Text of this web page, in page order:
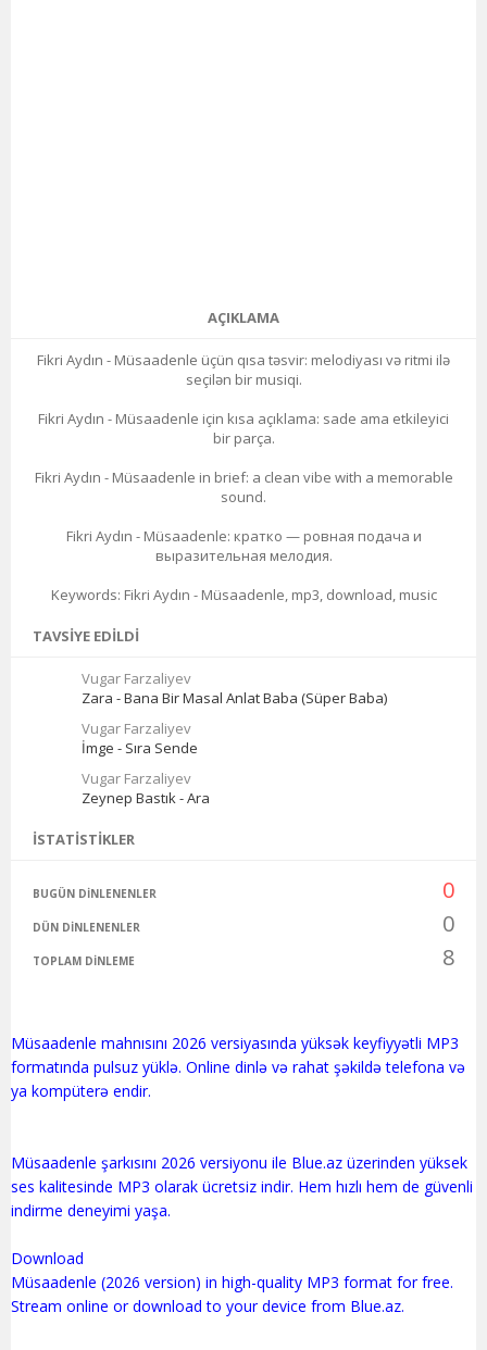
AÇIKLAMA
Fikri Aydın - Müsaadenle üçün qısa təsvir: melodiyası və ritmi ilə
seçilən bir musiqi.
Fikri Aydın - Müsaadenle için kısa açıklama: sade ama etkileyici
bir parça.
Fikri Aydın - Müsaadenle in brief: a clean vibe with a memorable
sound.
Fikri Aydın - Müsaadenle: кратко — ровная подача и
выразительная мелодия.
Keywords: Fikri Aydın - Müsaadenle, mp3, download, music
TAVSIYE EDILDI
Vugar Farzaliyev
Zara - Bana Bir Masal Anlat Baba (Süper Baba)
Vugar Farzaliyev
İmge - Sıra Sende
Vugar Farzaliyev
Zeynep Bastık - Ara
İSTATISTIKLER
BUGÜN DINLENENLER 0
DÜN DINLENENLER 0
TOPLAM DINLEME 8
Müsaadenle mahnısını 2026 versiyasında yüksək keyfiyyətli MP3
formatında pulsuz yüklə. Online dinlə və rahat şəkildə telefona və
ya kompüterə endir.
Müsaadenle şarkısını 2026 versiyonu ile Blue.az üzerinden yüksek
ses kalitesinde MP3 olarak ücretsiz indir. Hem hızlı hem de güvenli
indirme deneyimi yaşa.
Download
Müsaadenle (2026 version) in high-quality MP3 format for free.
Stream online or download to your device from Blue.az.